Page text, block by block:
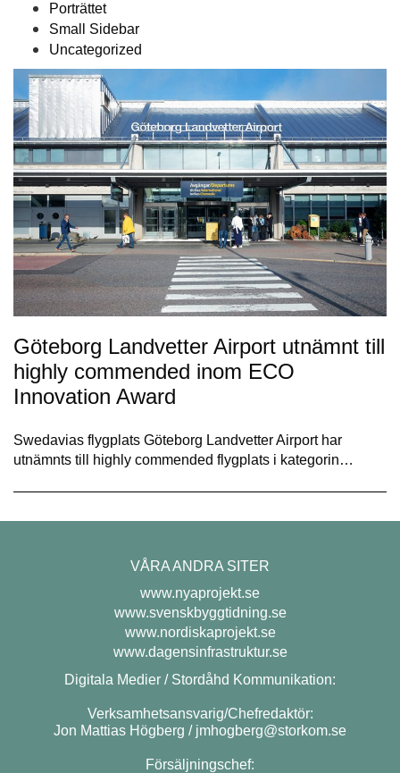
Porträttet
Small Sidebar
Uncategorized
Göteborg Landvetter Airport utnämnt till
highly commended inom ECO
Innovation Award
Swedavias flygplats Göteborg Landvetter Airport har
utnämnts till highly commended flygplats i kategorin…
VÅRA ANDRA SITER
www.nyaprojekt.se
www.svenskbyggtidning.se
www.nordiskaprojekt.se
www.dagensinfrastruktur.se
Digitala Medier / Stordåhd Kommunikation:
Verksamhetsansvarig/Chefredaktör:
Jon Mattias Högberg / jmhogberg@storkom.se
Försäljningschef: